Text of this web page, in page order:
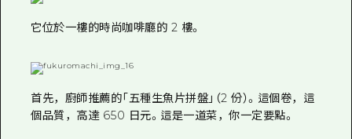
它位於一樓的時尚咖啡廳的 2 樓。
首先，廚師推薦的「五種生魚片拼盤」（2 份）。這個卷，這
個品質，高達 650 日元。這是一道菜，你一定要點。